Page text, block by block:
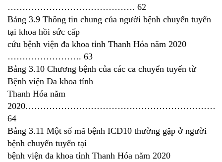
……………………………………. 62
Bảng 3.9 Thông tin chung của người bệnh chuyển tuyến
tại khoa hồi sức cấp
cứu bệnh viện đa khoa tỉnh Thanh Hóa năm 2020
……………………. 63
Bảng 3.10 Chương bệnh của các ca chuyển tuyến từ
Bệnh viện Đa khoa tỉnh
Thanh Hóa năm
64
Bảng 3.11 Một số mã bệnh ICD10 thường gặp ở người
bệnh chuyển tuyến tại
bệnh viện đa khoa tỉnh Thanh Hóa năm 2020